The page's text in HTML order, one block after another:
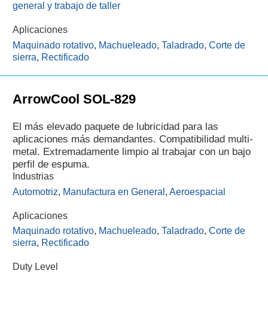
general y trabajo de taller
Aplicaciones
Maquinado rotativo, Machueleado, Taladrado, Corte de
sierra, Rectificado
ArrowCool SOL-829
El más elevado paquete de lubricidad para las
aplicaciones más demandantes. Compatibilidad multi-
metal. Extremadamente limpio al trabajar con un bajo
perfil de espuma.
Industrias
Automotriz, Manufactura en General , Aeroespacial
Aplicaciones
Maquinado rotativo, Machueleado, Taladrado, Corte de
sierra, Rectificado
Duty Level